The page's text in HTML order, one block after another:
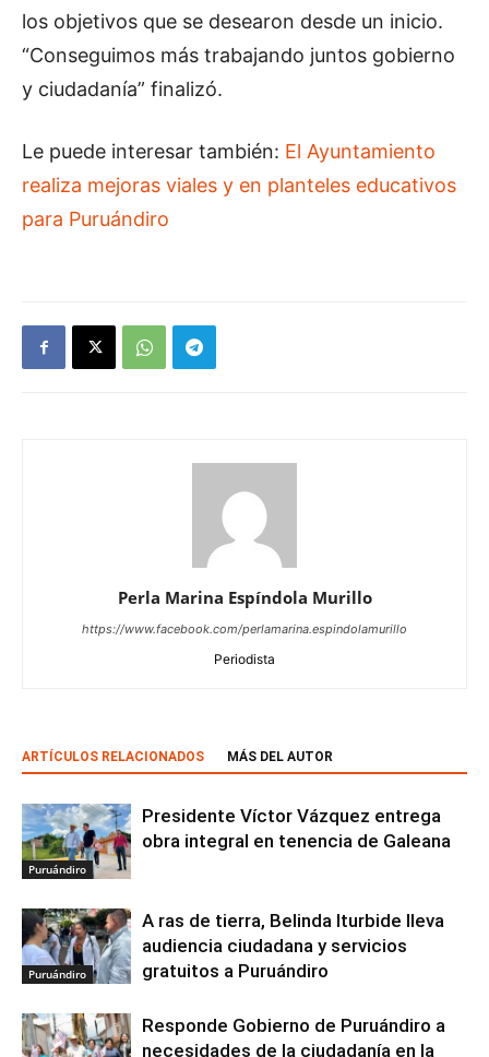
los objetivos que se desearon desde un inicio.
“Conseguimos más trabajando juntos gobierno
y ciudadanía” finalizó.
Le puede interesar también: El Ayuntamiento
realiza mejoras viales y en planteles educativos
para Puruándiro
Perla Marina Espíndola Murillo
https://www.facebook.com/perlamarina.espindolamurillo
Periodista
ARTÍCULOS RELACIONADOS MÁS DEL AUTOR
Puruándiro
Presidente Víctor Vázquez entrega
obra integral en tenencia de Galeana
Puruándiro
A ras de tierra, Belinda Iturbide lleva
audiencia ciudadana y servicios
gratuitos a Puruándiro
Responde Gobierno de Puruándiro a
necesidades de la ciudadanía en la